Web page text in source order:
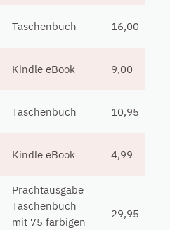
Taschenbuch 16,00
Kindle eBook 9,00
Taschenbuch 10,95
Kindle eBook 4,99
Prachtausgabe
Taschenbuch
mit 75 farbigen
29,95